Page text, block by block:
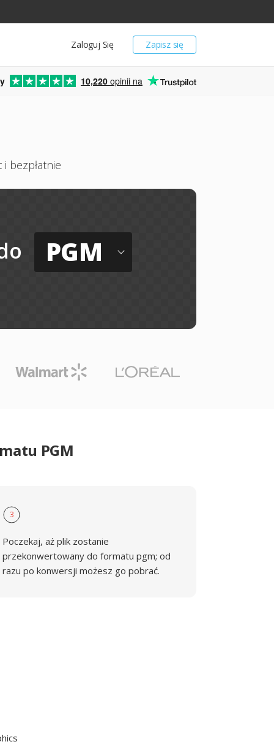
Zapisz się
Zaloguj Się
10,220 opinii na
bezpłatnie
PGM
PGM
3
Poczekaj, aż plik zostanie
przekonwertowany do formatu pgm; od
razu po konwersji możesz go pobrać.